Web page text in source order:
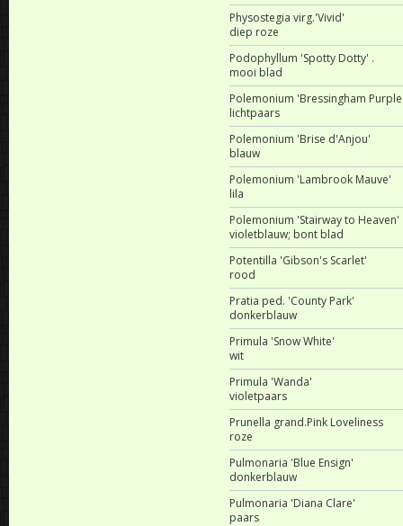
Physostegia virg.'Vivid'
diep roze
Podophyllum 'Spotty Dotty' .
mooi blad
Polemonium 'Bressingham
lichtpaars
Polemonium 'Brise d'Anjou'
blauw
Polemonium 'Lambrook Mauve'
lila
Polemonium 'Stairway to Heaven'
violetblauw; bont blad
Potentilla 'Gibson's Scarlet'
rood
Pratia ped. 'County Park'
donkerblauw
Primula 'Snow White'
wit
Primula 'Wanda'
violetpaars
Prunella grand.Pink Loveliness
roze
Pulmonaria 'Blue Ensign'
donkerblauw
Pulmonaria 'Diana Clare'
paars